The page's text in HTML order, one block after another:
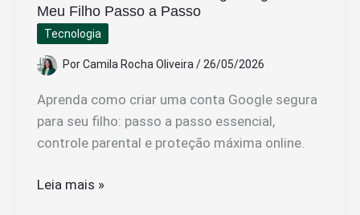
Meu Filho Passo a Passo
Tecnologia
PorCamila Rocha Oliveira / 26/05/2026
Aprenda como criar uma conta Google segura
para seu filho: passo a passo essencial,
controle parental e proteção máxima online.
Como
Leia mais »